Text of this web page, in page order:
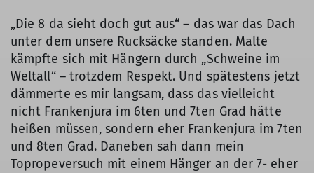
„Die 8 da sieht doch gut aus“ – das war das Dach
unter dem unsere Rucksäcke standen. Malte
kämpfte sich mit Hängern durch „Schweine im
Weltall“ – trotzdem Respekt. Und spätestens jetzt
dämmerte es mir langsam, dass das vielleicht
nicht Frankenjura im 6ten und 7ten Grad hätte
heißen müssen, sondern eher Frankenjura im 7ten
und 8ten Grad. Daneben sah dann mein
Topropeversuch mit einem Hänger an der 7- eher